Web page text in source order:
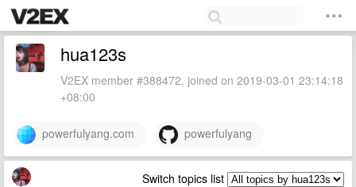
hua123s
V2EX member #388472, joined on 2019-03-01 23:14:18
+08:00
powerfulyang.com powerfulyang
Switch topics list